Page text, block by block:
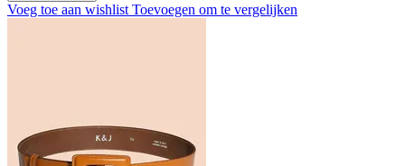
Voeg toe aan wishlist Toevoegen om te vergelijken